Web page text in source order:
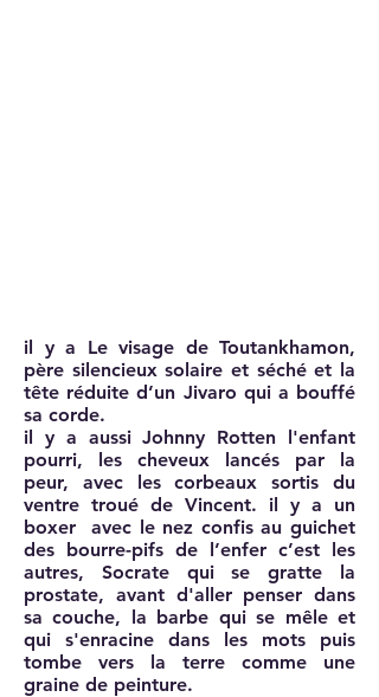
il y a Le visage de Toutankhamon,
père silencieux solaire et séché et la
tête réduite d’un Jivaro qui a bouffé
sa corde.
il y a aussi Johnny Rotten l'enfant
pourri, les cheveux lancés par la
peur, avec les corbeaux sortis du
ventre troué de Vincent. il y a un
boxer avec le nez confis au guichet
des bourre-pifs de l’enfer c’est les
autres, Socrate qui se gratte la
prostate, avant d'aller penser dans
sa couche, la barbe qui se mêle et
qui s'enracine dans les mots puis
tombe vers la terre comme une
graine de peinture.